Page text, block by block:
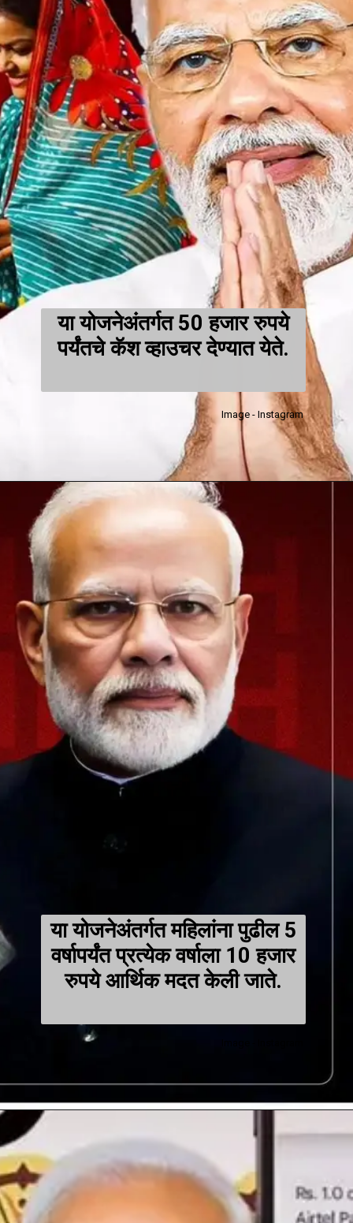
या योजनेअंतर्गत 50 हजार रुपये
पर्यंतचे कॅश व्हाउचर देण्यात येते.
Image - Instagram
या योजनेअंतर्गत महिलांना पुढील 5
वर्षापर्यंत प्रत्येक वर्षाला 10 हजार
रुपये आर्थिक मदत केली जाते.